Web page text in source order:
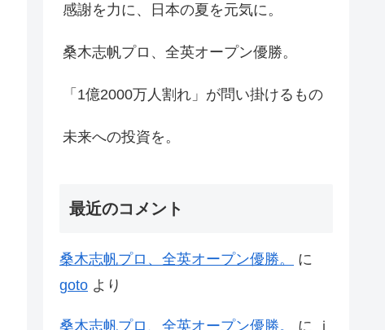
感謝を力に、日本の夏を元気に。
桑木志帆プロ、全英オープン優勝。
「1億2000万人割れ」が問い掛けるもの
未来への投資を。
最近のコメント
桑木志帆プロ、全英オープン優勝。
に
goto より
桑木志帆プロ、全英オープン優勝。 に
ｉ